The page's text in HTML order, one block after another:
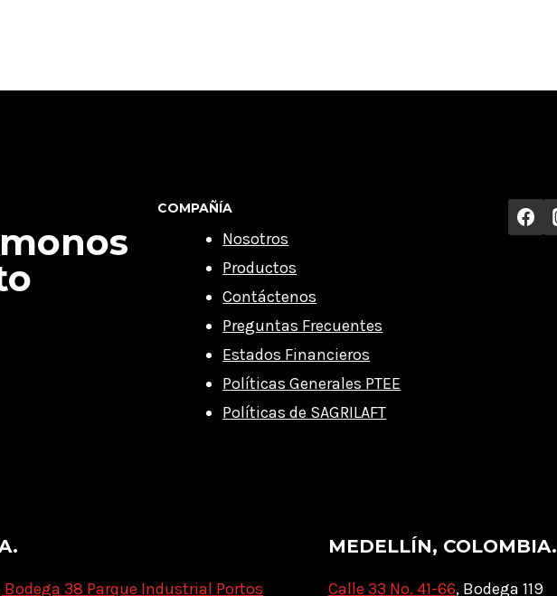
COMPAÑÍA
Nosotros
Productos
Contáctenos
Preguntas Frecuentes
Estados Financieros
Políticas Generales PTEE
Políticas de SAGRILAFT
Bodega 38 Parque Industrial Portos
MEDELLÍN, COLOMBIA.
Calle 33 No. 41-66, Bodega 119